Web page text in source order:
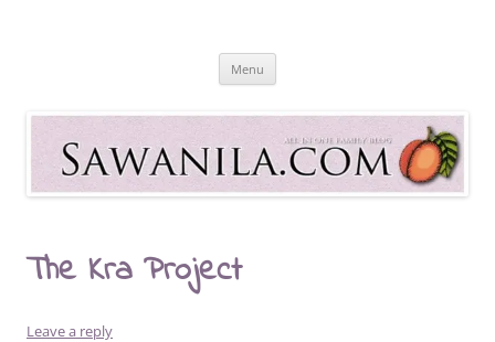
Sawanila.com
All In One Family Blog
Menu
The Kra Project
Leave a reply